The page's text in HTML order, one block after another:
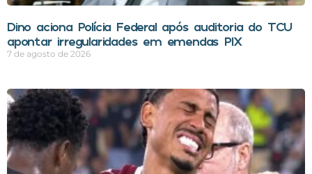
Dino aciona Polícia Federal após auditoria do TCU
apontar irregularidades em emendas PIX
7 de agosto de 2026